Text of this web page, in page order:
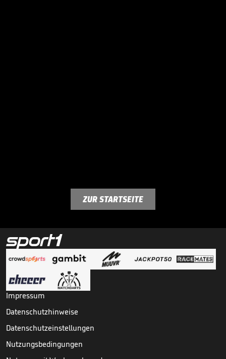
ZUR STARTSEITE
Impressum
Datenschutzhinweise
Datenschutzeinstellungen
Nutzungsbedingungen